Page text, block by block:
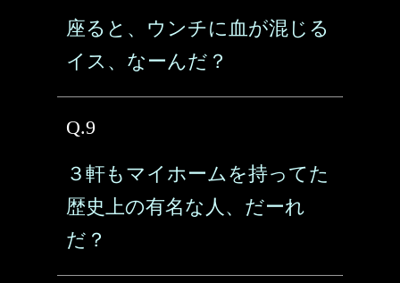
座ると、ウンチに血が混じる
イス、なーんだ？
Q.9
３軒もマイホームを持ってた
歴史上の有名な人、だーれ
だ？